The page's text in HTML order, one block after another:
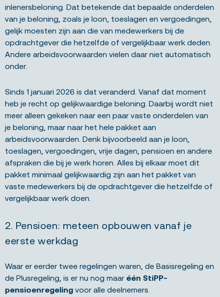
inlenersbeloning. Dat betekende dat bepaalde onderdelen
van je beloning, zoals je loon, toeslagen en vergoedingen,
gelijk moesten zijn aan die van medewerkers bij de
opdrachtgever die hetzelfde of vergelijkbaar werk deden.
Andere arbeidsvoorwaarden vielen daar niet automatisch
onder.
Sinds 1 januari 2026 is dat veranderd. Vanaf dat moment
heb je recht op gelijkwaardige beloning. Daarbij wordt niet
meer alleen gekeken naar een paar vaste onderdelen van
je beloning, maar naar het hele pakket aan
arbeidsvoorwaarden. Denk bijvoorbeeld aan je loon,
toeslagen, vergoedingen, vrije dagen, pensioen en andere
afspraken die bij je werk horen. Alles bij elkaar moet dit
pakket minimaal gelijkwaardig zijn aan het pakket van
vaste medewerkers bij de opdrachtgever die hetzelfde of
vergelijkbaar werk doen.
2. Pensioen: meteen opbouwen vanaf je
eerste werkdag
Waar er eerder twee regelingen waren, de Basisregeling en
de Plusregeling, is er nu nog maar één StiPP-
pensioenregeling voor alle deelnemers.